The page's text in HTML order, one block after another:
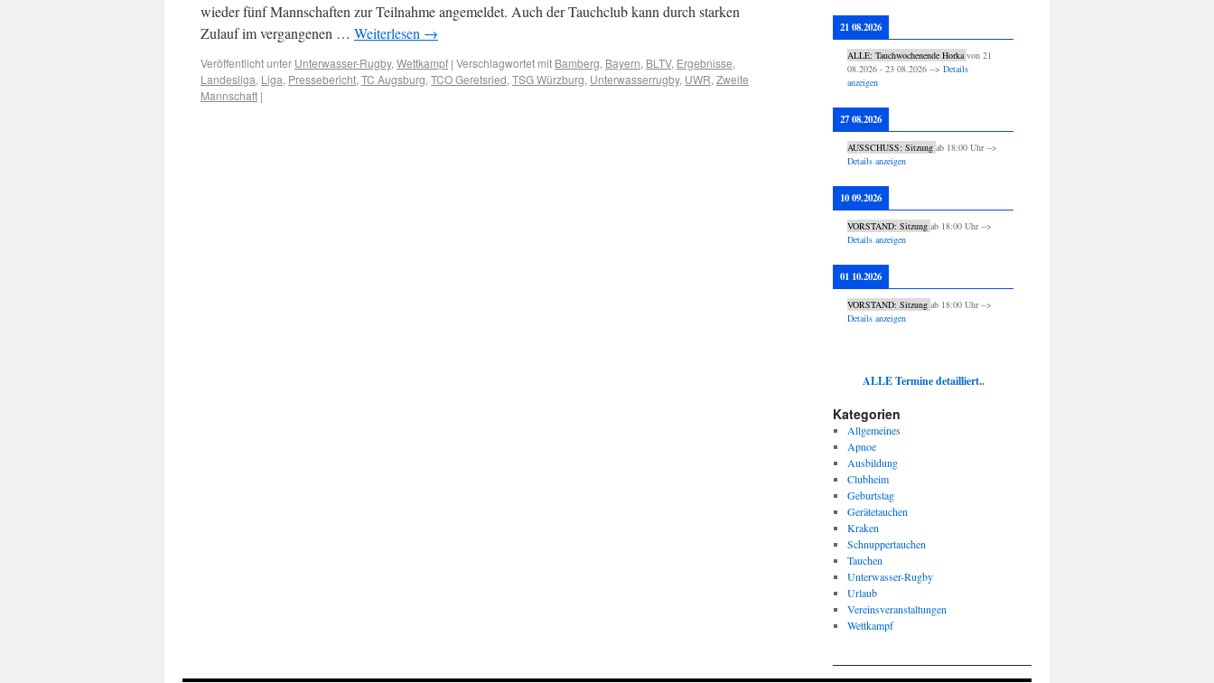
wieder fünf Mannschaften zur Teilnahme angemeldet. Auch der Tauchclub kann durch starken
Zulauf im vergangenen … Weiterlesen →
Veröffentlicht unter Unterwasser-Rugby, Wettkampf | Verschlagwortet mit Bamberg, Bayern, BLTV, Ergebnisse,
Landesliga, Liga, Pressebericht, TC Augsburg, TCO Geretsried, TSG Würzburg, Unterwasserrugby, UWR, Zweite
Mannschaft |
21 08.2026
ALLE: Tauchwochenende Horka von 21
08.2026- 23 08.2026--> Details
anzeigen
27 08.2026
AUSSCHUSS: Sitzung ab 18:00Uhr -->
Details anzeigen
10 09.2026
VORSTAND: Sitzung ab 18:00Uhr -->
Details anzeigen
01 10.2026
VORSTAND: Sitzung ab 18:00Uhr -->
Details anzeigen
ALLE Termine detailliert..
Kategorien
Allgemeines
Apnoe
Ausbildung
Clubheim
Geburtstag
Gerätetauchen
Kraken
Schnuppertauchen
Tauchen
Unterwasser-Rugby
Urlaub
Vereinsveranstaltungen
Wettkampf